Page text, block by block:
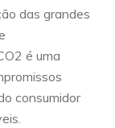
das grandes
é uma
consumidor